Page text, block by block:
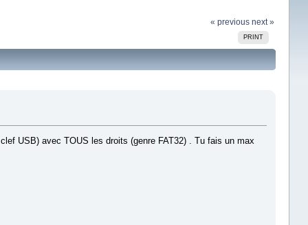
« previous next »
PRINT
USB) avec TOUS les droits (genre FAT32) . Tu fais un max